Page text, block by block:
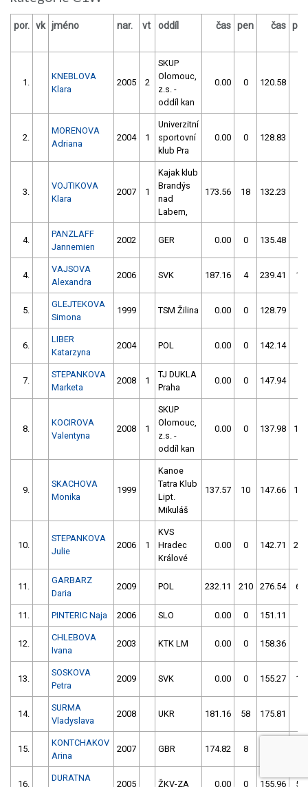
por. vk jméno nar. vt oddíl čas pen čas pen
1.
KNEBLOVA
Klara
2005 2
SKUP
Olomouc,
z.s. -
oddíl kan
0.00 0 120.58
2.
MORENOVA
Adriana
2004 1
Univerzitní
sportovní
klub Pra
0.00 0 128.83
3.
VOJTIKOVA
Klara
2007 1
Kajak klub
Brandýs
nad
Labem,
173.56 18 132.23
4.
PANZLAFF
Jannemien
2002 GER 0.00 0 135.48
4.
VAJSOVA
Alexandra
2006 SVK 187.16 4 239.41 16
5.
GLEJTEKOVA
Simona
1999 TSM Žilina 0.00 0 128.79
6.
LIBER
Katarzyna
2004 POL 0.00 0 142.14
7.
STEPANKOVA
Marketa
2008 1
TJ DUKLA
Praha
0.00 0 147.94
8.
KOCIROVA
Valentyna
2008 1
SKUP
Olomouc,
z.s. -
oddíl kan
0.00 0 137.98 100
9.
SKACHOVA
Monika
1999
Kanoe
Tatra Klub
Lipt.
Mikuláš
137.57 10 147.66 104
10.
STEPANKOVA
Julie
2006 1
KVS
Hradec
Králové
0.00 0 142.71 206
11.
GARBARZ
Daria
2009 POL 232.11 210 276.54 66
11. PINTERIC Naja 2006 SLO 0.00 0 151.11
12.
CHLEBOVA
Ivana
2003 KTK LM 0.00 0 158.36
13.
SOSKOVA
Petra
2009 SVK 0.00 0 155.27 10
14.
SURMA
Vladyslava
2008 UKR 181.16 58 175.81
15.
KONTCHAKOV
Arina
2007 GBR 174.82 8
16.
DURATNA
2005 ŽKV-ZA 0.00 0 155.96 52